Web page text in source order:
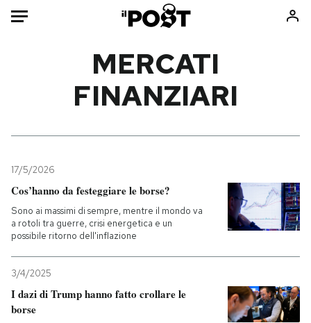
Mondo
Tecnologia
Internet
Scienza
Cultura
Economia
Sport
Libri
Media
Altrecose
MERCATI
FINANZIARI
17/5/2026
Cos’hanno da festeggiare le borse?
Sono ai massimi di sempre, mentre il mondo va
a rotoli tra guerre, crisi energetica e un
possibile ritorno dell'inflazione
3/4/2025
I dazi di Trump hanno fatto crollare le
borse